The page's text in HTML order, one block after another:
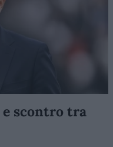
scontro tra